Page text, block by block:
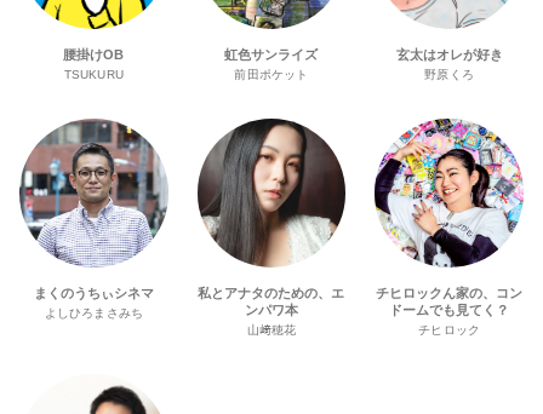
腰掛けOB
TSUKURU
虹色サンライズ
前田ポケット
玄太はオレが好き
野原くろ
まくのうちぃシネマ
よしひろまさみち
私とアナタのための、エ
ンパワ本
山﨑穂花
チヒロックん家の、コン
ドームでも見てく？
チヒロック